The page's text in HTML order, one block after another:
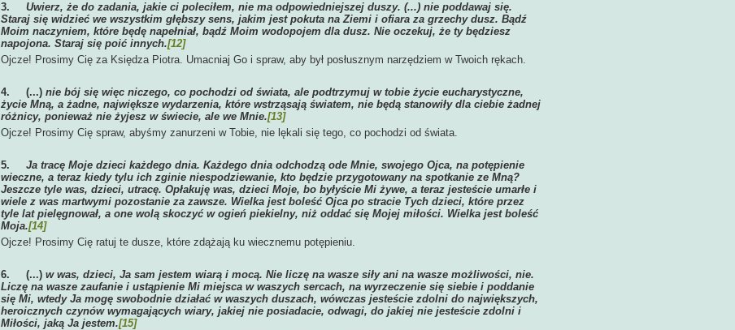
3. Uwierz, że do zadania, jakie ci poleciłem, nie ma odpowiedniejszej duszy. (...) nie poddawaj się.
Staraj się widzieć we wszystkim głębszy sens, jakim jest pokuta na Ziemi i ofiara za grzechy dusz. Bądź
Moim naczyniem, które będę napełniał, bądź Moim wodopojem dla dusz. Nie oczekuj, że ty będziesz
napojona. Staraj się poić innych.[12]
Ojcze! Prosimy Cię za Księdza Piotra. Umacniaj Go i spraw, aby był posłusznym narzędziem w Twoich rękach.
4. (...) nie bój się więc niczego, co pochodzi od świata, ale podtrzymuj w tobie życie eucharystyczne,
życie Mną, a żadne, największe wydarzenia, które wstrząsają światem, nie będą stanowiły dla ciebie żadnej
różnicy, ponieważ nie żyjesz w świecie, ale we Mnie.[13]
Ojcze! Prosimy Cię spraw, abyśmy zanurzeni w Tobie, nie lękali się tego, co pochodzi od świata.
5. Ja tracę Moje dzieci każdego dnia. Każdego dnia odchodzą ode Mnie, swojego Ojca, na potępienie
wieczne, a teraz kiedy tylu ich zginie niespodziewanie, kto będzie przygotowany na spotkanie ze Mną?
Jeszcze tyle was, dzieci, utracę. Opłakuję was, dzieci Moje, bo byłyście Mi żywe, a teraz jesteście umarłe i
wiele z was martwymi pozostanie za zawsze. Wielka jest boleść Ojca po stracie Tych dzieci, które przez
tyle lat pielęgnował, a one wolą skoczyć w ogień piekielny, niż oddać się Mojej miłości. Wielka jest boleść
Moja.[14]
Ojcze! Prosimy Cię ratuj te dusze, które zdążają ku wiecznemu potępieniu.
6. (...) w was, dzieci, Ja sam jestem wiarą i mocą. Nie liczę na wasze siły ani na wasze możliwości, nie.
Liczę na wasze zaufanie i ustąpienie Mi miejsca w waszych sercach, na wyrzeczenie się siebie i poddanie
się Mi, wtedy Ja mogę swobodnie działać w waszych duszach, wówczas jesteście zdolni do największych,
heroicznych czynów wymagających wiary, jakiej nie posiadacie, odwagi, do jakiej nie jesteście zdolni i
Miłości, jaką Ja jestem.[15]